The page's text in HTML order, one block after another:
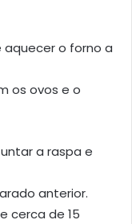
aquecer o forno a
os ovos e o
a raspa e
anterior.
cerca de 15